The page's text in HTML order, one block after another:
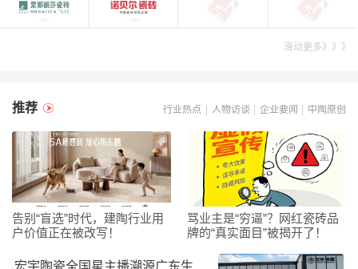
滑动更多》》》
推荐 行业热点 人物访谈 企业要闻 中陶原创
告别“盲选”时代，建陶行业用
户价值正在被改写！
骂业主是“穷逼”？网红瓷砖品
牌的“真实面目”被揭开了！
宏宇陶瓷全国星主播溯源广东生